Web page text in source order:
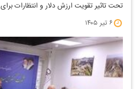
تحت تاثیر تقویت ارزش دلار و انتظارات
۶ تیر ۱۴۰۵